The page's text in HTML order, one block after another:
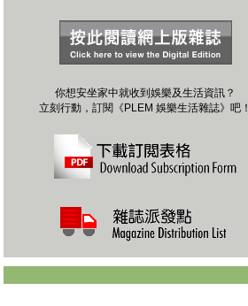
你想安坐家中就收到娛樂及生活資訊？
立刻行動，訂閱《PLEM 娛樂生活雜誌》吧！